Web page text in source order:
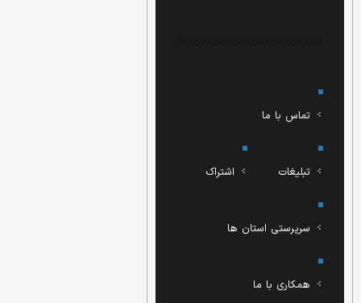
تماس با ما
تبلیغات اشتراک
سرپرستی استان ها
همکاری با ما